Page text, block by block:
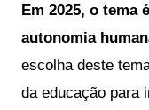
Em 2025, o tema
autonomia
escolha deste
da educação para